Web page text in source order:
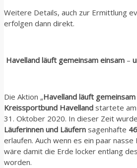
Weitere Details, auch zur Ermittlung
erfolgen dann direkt.
Havelland läuft gemeinsam einsam –
Die Aktion „Havelland läuft gemeinsam
Kreissportbund Havelland startete am
31. Oktober 2020. In dieser Zeit
Läuferinnen und Läufern sagenhafte
erlaufen. Auch wenn es ein paar
wäre damit die Erde locker entlang
worden.